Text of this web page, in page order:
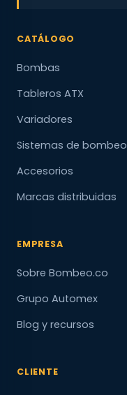
CATÁLOGO
Bombas
Tableros ATX
Variadores
Sistemas de bombeo
Accesorios
Marcas distribuidas
EMPRESA
Sobre Bombeo.co
Grupo Automex
Blog y recursos
CLIENTE